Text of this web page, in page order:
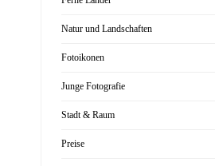
Natur und Landschaften
Fotoikonen
Junge Fotografie
Stadt & Raum
Preise